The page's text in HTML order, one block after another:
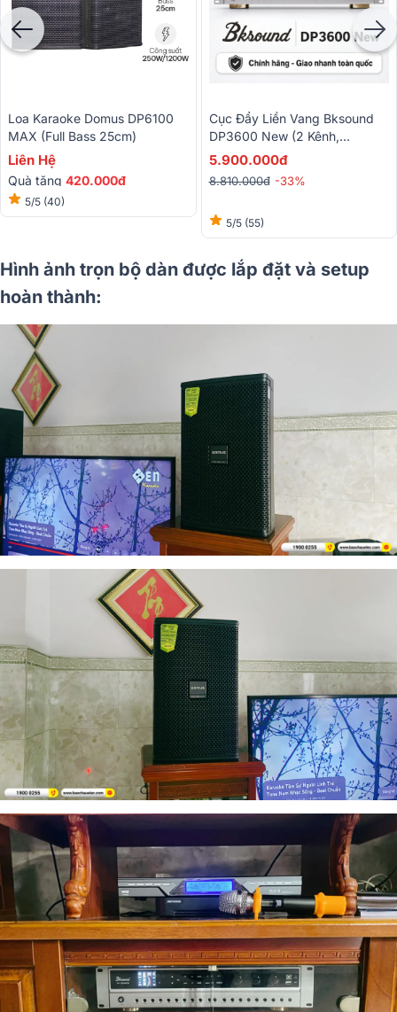
Loa Karaoke Domus DP6100
MAX (Full Bass 25cm)
Liên Hệ
Quà tặng 420.000đ
5/5 (40)
Cục Đẩy Liền Vang Bksound
DP3600 New (2 Kênh,
600W/CH, Class D, Bluetooth)
5.900.000đ
8.810.000đ -33%
5/5 (55)
Hình ảnh trọn bộ dàn được lắp đặt và setup
hoàn thành: